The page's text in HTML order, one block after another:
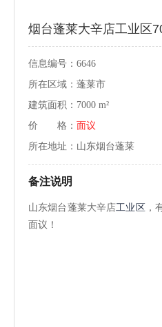
烟台蓬莱大辛店工业区
信息编号：6646
所在区域：蓬莱市
建筑面积：7000 m²
价 格： 面议
所在地址：山东烟台蓬莱
备注说明
山东烟台蓬莱大辛店工业区 ，
面议！